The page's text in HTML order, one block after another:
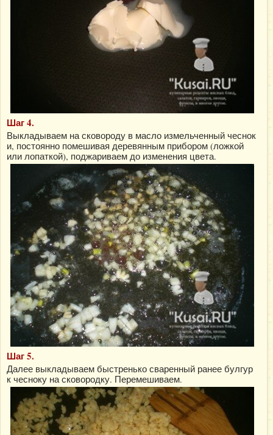
Шаг 4.
Выкладываем на сковороду в масло измельченный чеснок
и, постоянно помешивая деревянным прибором (ложкой
или лопаткой), поджариваем до изменения цвета.
Шаг 5.
Далее выкладываем быстренько сваренный ранее булгур
к чесноку на сковородку. Перемешиваем.